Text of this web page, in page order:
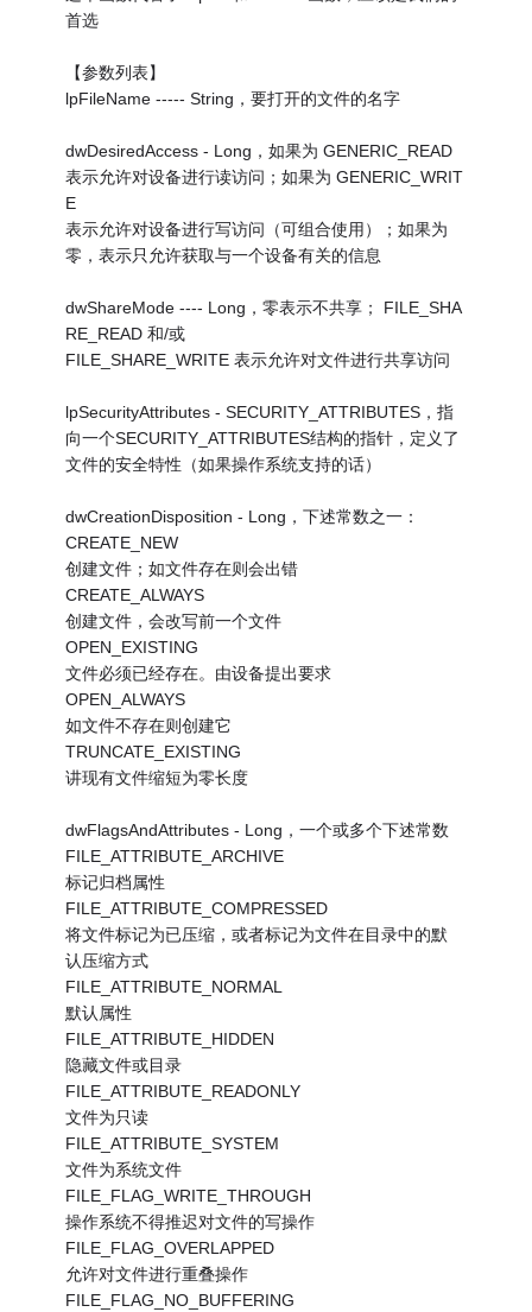
首选
【参数列表】
lpFileName ----- String，要打开的文件的名字
dwDesiredAccess - Long，如果为 GENERIC_READ
表示允许对设备进行读访问；如果为 GENERIC_WRIT
E
表示允许对设备进行写访问（可组合使用）；如果为
零，表示只允许获取与一个设备有关的信息
dwShareMode ---- Long，零表示不共享； FILE_SHA
RE_READ 和/或
FILE_SHARE_WRITE 表示允许对文件进行共享访问
lpSecurityAttributes - SECURITY_ATTRIBUTES，指
向一个SECURITY_ATTRIBUTES结构的指针，定义了
文件的安全特性（如果操作系统支持的话）
dwCreationDisposition - Long，下述常数之一：
CREATE_NEW
创建文件；如文件存在则会出错
CREATE_ALWAYS
创建文件，会改写前一个文件
OPEN_EXISTING
文件必须已经存在。由设备提出要求
OPEN_ALWAYS
如文件不存在则创建它
TRUNCATE_EXISTING
讲现有文件缩短为零长度
dwFlagsAndAttributes - Long，一个或多个下述常数
FILE_ATTRIBUTE_ARCHIVE
标记归档属性
FILE_ATTRIBUTE_COMPRESSED
将文件标记为已压缩，或者标记为文件在目录中的默
认压缩方式
FILE_ATTRIBUTE_NORMAL
默认属性
FILE_ATTRIBUTE_HIDDEN
隐藏文件或目录
FILE_ATTRIBUTE_READONLY
文件为只读
FILE_ATTRIBUTE_SYSTEM
文件为系统文件
FILE_FLAG_WRITE_THROUGH
操作系统不得推迟对文件的写操作
FILE_FLAG_OVERLAPPED
允许对文件进行重叠操作
FILE_FLAG_NO_BUFFERING